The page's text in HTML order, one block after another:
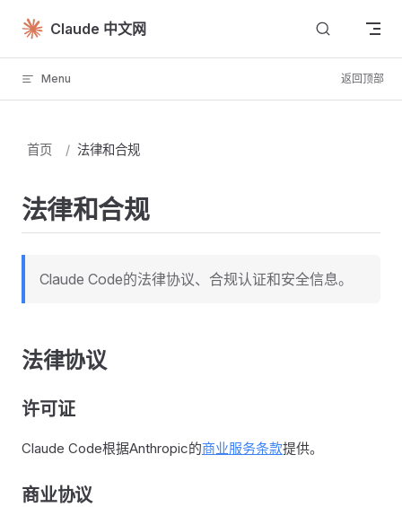
Skip to content
Claude 中文网
Menu 返回顶部
首页 / 法律和合规
法律和合规
Claude Code的法律协议、合规认证和安全信息。
法律协议
许可证
Claude Code根据Anthropic的商业服务条款提供。
商业协议